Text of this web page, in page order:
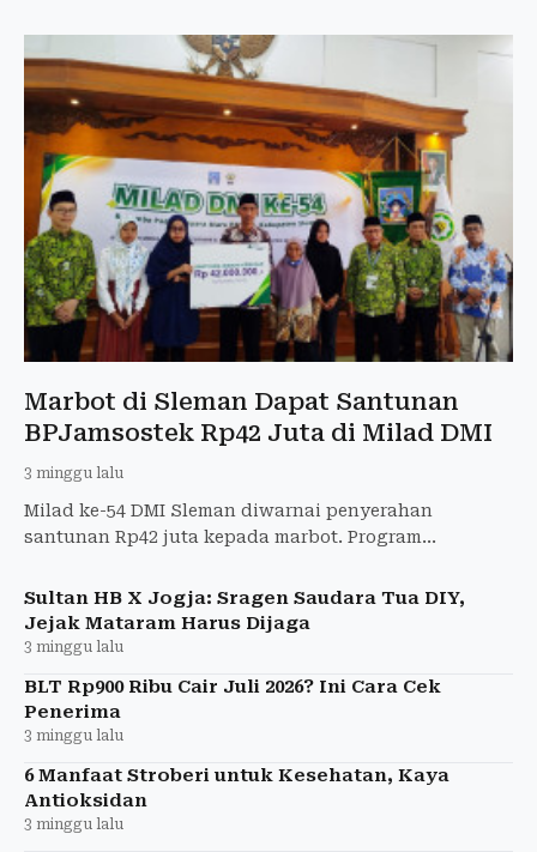
Marbot di Sleman Dapat Santunan
BPJamsostek Rp42 Juta di Milad DMI
3 minggu lalu
Milad ke-54 DMI Sleman diwarnai penyerahan
santunan Rp42 juta kepada marbot. Program
Baznas, BSI, dan Pemkab Slem
Sultan HB X Jogja: Sragen Saudara Tua DIY,
Jejak Mataram Harus Dijaga
3 minggu lalu
BLT Rp900 Ribu Cair Juli 2026? Ini Cara Cek
Penerima
3 minggu lalu
6 Manfaat Stroberi untuk Kesehatan, Kaya
Antioksidan
3 minggu lalu